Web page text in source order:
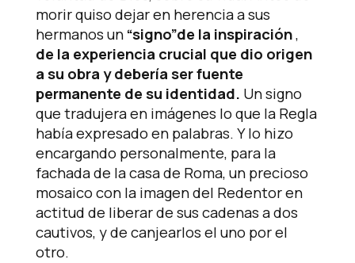
morir quiso dejar en herencia a sus
hermanos un“signo”de la inspiración,
de la experiencia crucial que dio origen
a su obra y debería ser fuente
permanente de su identidad. Un signo
que tradujera en imágenes lo que la Regla
había expresado en palabras. Y lo hizo
encargando personalmente, para la
fachada de la casa de Roma, un precioso
mosaico con la imagen del Redentor en
actitud de liberar de sus cadenas a dos
cautivos, y de canjearlos el uno por el
otro.